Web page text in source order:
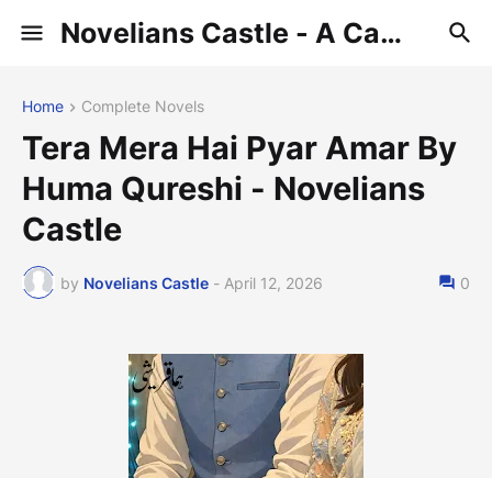
Novelians Castle - A Castle of Novelians
Home Complete Novels
Tera Mera Hai Pyar Amar By
Huma Qureshi - Novelians
Castle
by Novelians Castle - April 12, 2026 0